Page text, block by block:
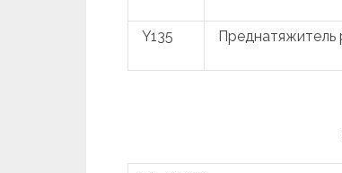
Y135 Преднатяжитель